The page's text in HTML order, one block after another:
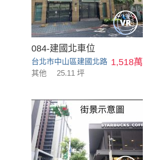
084-建國北車位
台北市中山區建國北路 1,518萬
其他 25.11 坪